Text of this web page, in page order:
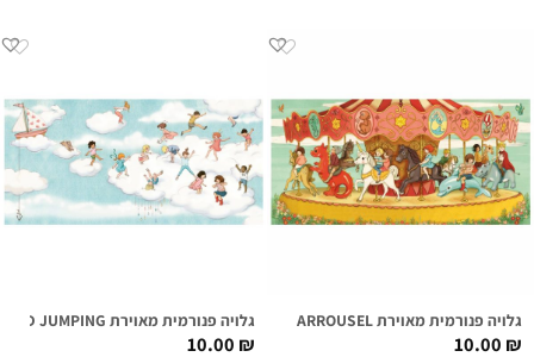
גלויה פנורמית מאוירת CARROUSEL
10.00₪
גלויה פנורמית מאוירת CLOUD JUMPING
10.00₪